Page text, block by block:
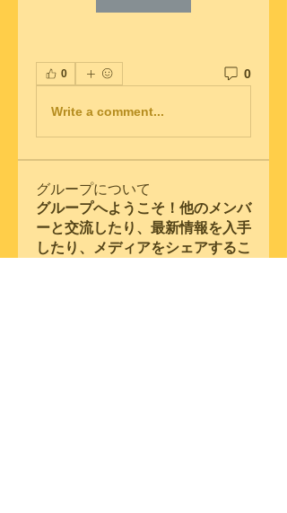
0 0
Write a comment...
グループについて
グループへようこそ！他のメンバ
ーと交流したり、最新情報を入手
したり、メディアをシェアするこ